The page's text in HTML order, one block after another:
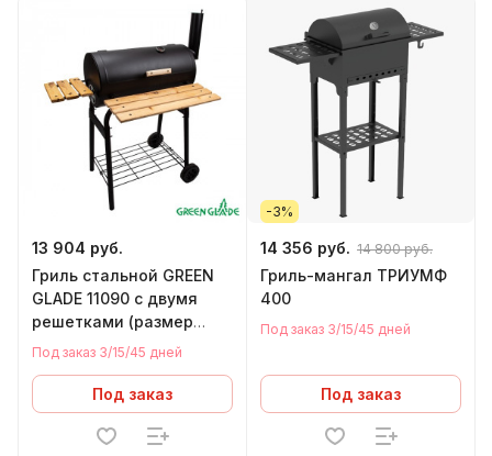
13 904 руб.
Гриль стальной GREEN
GLADE 11090 с двумя
решетками (размер
решетки 300 х 260 мм)
Под заказ 3/15/45 дней
Под заказ
-3%
14 356 руб. 14 800 руб.
Гриль-мангал ТРИУМФ
400
Под заказ 3/15/45 дней
Под заказ